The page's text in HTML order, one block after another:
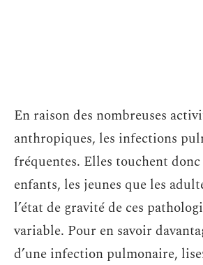
En raison des nombreuses
anthropiques, les infections
fréquentes. Elles touchent
enfants, les jeunes que les
l’état de gravité de ces
variable. Pour en savoir
d’une infection pulmonaire,